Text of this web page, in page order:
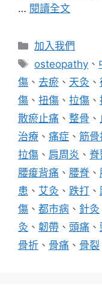
… 閱讀全文
分
加入我們
標
籤
osteopathy 、
傷 、 去瘀 、 天灸 、
傷 、 扭傷 、 拉傷 、
散瘀止痛 、 整骨 、
治療 、 痛症 、 筋骨
拉傷 、 肩周炎 、 脊
腰痠背痛 、 腰脊 、
患 、 艾灸 、 跌打 、
傷 、 都市病 、 針灸
灸 、 韌帶 、 頭痛 、
骨折 、 骨痛 、 骨裂